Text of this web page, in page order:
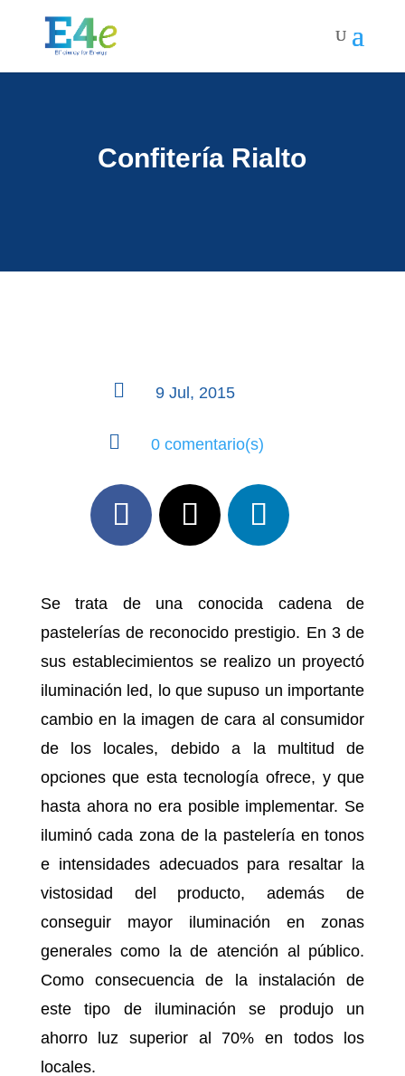
Confitería Rialto
 9 Jul, 2015
 0 comentario(s)
Se trata de una conocida cadena de
pastelerías de reconocido prestigio. En 3 de
sus establecimientos se realizo un proyectó
iluminación led, lo que supuso un importante
cambio en la imagen de cara al consumidor
de los locales, debido a la multitud de
opciones que esta tecnología ofrece, y que
hasta ahora no era posible implementar. Se
iluminó cada zona de la pastelería en tonos
e intensidades adecuados para resaltar la
vistosidad del producto, además de
conseguir mayor iluminación en zonas
generales como la de atención al público.
Como consecuencia de la instalación de
este tipo de iluminación se produjo un
ahorro luz superior al 70% en todos los
locales.